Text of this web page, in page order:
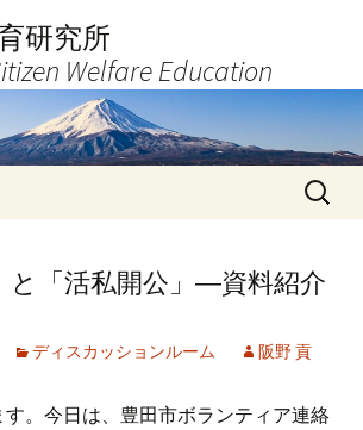
研究所
Welfare Education
検
索:
と「活私開公」―資料紹介
ディスカッションルーム 阪野 貢
。今日は、豊田市ボランティア連絡